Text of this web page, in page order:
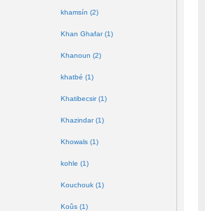
khamsín (2)
Khan Ghafar (1)
Khanoun (2)
khatbé (1)
Khatibecsir (1)
Khazindar (1)
Khowals (1)
kohle (1)
Kouchouk (1)
Koûs (1)